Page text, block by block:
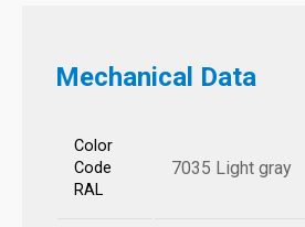
Mechanical Data
Color
Code
RAL
7035 Light gray